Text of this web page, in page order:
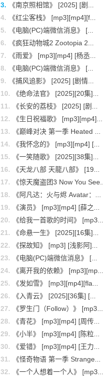
3.
《南京照相馆》 [2025] [剧...
4.
《红尘客栈》 [mp3][mp4][f...
5.
《电脑(PC)端微信消息》 [...
6.
《疯狂动物城2 Zootopia 2...
7.
《雨爱》 [mp3][mp4] [杨丞...
8.
《电脑(PC)端微信消息》 [...
9.
《捕风追影》 [2025] [剧情...
10.
《绝命法官》 [2025][20集]...
11.
《长安的荔枝》 [2025] [剧...
12.
《生日祝福歌》 [mp3][mp4]...
13.
《巅峰对决 第一季 Heated ...
14.
《我怀念的》 [mp3][mp4] [...
15.
《一笑随歌》 [2025][38集]...
16.
《天龙八部 天龍八部》 [19...
17.
《惊天魔盗团3 Now You See...
18.
《阿凡达：火与烬 Avatar：...
19.
《演员》 [mp3][mp4] [薛之...
20.
《给我一首歌的时间》 [mp3...
21.
《命悬一生》 [2025][16集]...
22.
《探故知》 [mp3] [浅影阿]...
23.
《电脑(PC)端微信消息》 [...
24.
《离开我的依赖》 [mp3][mp...
25.
《发如雪》 [mp3][mp4][fla...
26.
《入青云》 [2025][36集] [...
27.
《罗生门（Follow）》 [mp3...
28.
《青花》 [mp3][mp4] [周传...
29.
《小半》 [mp3][mp4] [陈粒...
30.
《爱错》 [mp3][mp4] [王力...
31.
《怪奇物语 第一季 Strange...
32.
《一个人想着一个人》 [mp3...